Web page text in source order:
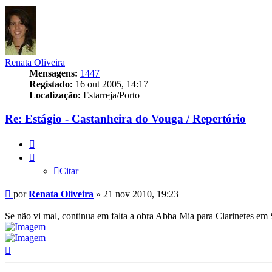
Renata Oliveira
Mensagens: 1447
Registado: 16 out 2005, 14:17
Localização: Estarreja/Porto
Re: Estágio - Castanheira do Vouga / Repertório
Citar
Mensagem
porRenata Oliveira » 21 nov 2010, 19:23
Se não vi mal, continua em falta a obra Abba Mia para Clarinetes